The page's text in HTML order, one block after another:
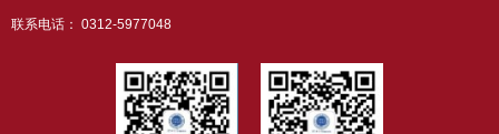
联系电话： 0312-5977048